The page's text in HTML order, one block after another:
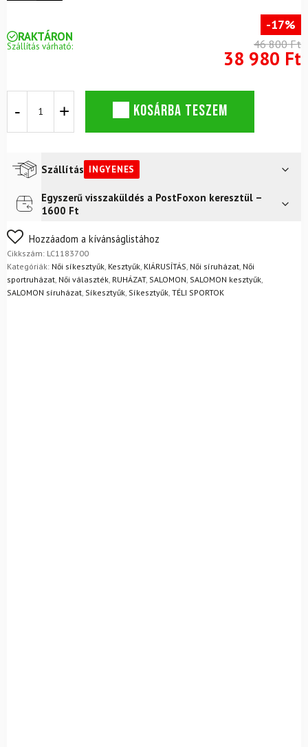
RAKTÁRON
Szállítás várható:
-17%
46 800 Ft
38 980 Ft
SALOMON
mennyiség
KOSÁRBA TESZEM
Szállítás INGYENES
Futár a címreIngyenes
FoxPost
Egyszerű visszaküldés a PostFoxon keresztül –
1600 Ft
Nem biztos a választásában? Semmi gond – a terméket
egyszerűen visszaküldheti 14 napon belül, indoklás nélkül.
Mik a visszaküldés feltételei?
Hozzáadom a kívánságlistához
Cikkszám: LC1183700
Kategóriák: Női síkesztyűk Kesztyűk KIÁRUSÍTÁS Női síruházat Női
sportruházat Női választék RUHÁZAT, SALOMON SALOMON kesztyűk
SALOMON síruházat Síkesztyűk Síkesztyűk TÉLI SPORTOK